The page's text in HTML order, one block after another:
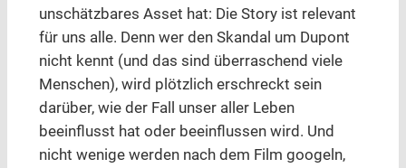
unschätzbares Asset hat: Die Story ist relevant
für uns alle. Denn wer den Skandal um Dupont
nicht kennt (und das sind überraschend viele
Menschen), wird plötzlich erschreckt sein
darüber, wie der Fall unser aller Leben
beeinflusst hat oder beeinflussen wird. Und
nicht wenige werden nach dem Film googeln,